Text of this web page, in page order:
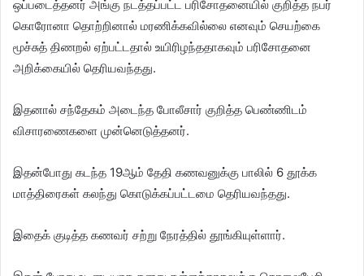
ஒப்படைத்தனர் அங்கு நடத்தப்பட்ட பரிசோதனையில் குறித்த நபர்
கொரோனா தொற்றினால் மரணிக்கவில்லை எனவும் செயற்கை
மூச்சுத் திணறல் ஏற்பட்டதால் உயிரிழந்ததாகவும் பரிசோதனை
அறிக்கையில் தெரியவந்தது.
இதனால் சந்தேகம் அடைந்த போலீசார் குறித்த பெண்ணிடம்
விசாரணைகளை முன்னெடுத்தனர்.
இதன்போது கடந்த 19ஆம் தேதி கணவனுக்கு பாலில் 6 தூக்க
மாத்திரைகள் கலந்து கொடுக்கப்பட்டமை தெரியவந்தது.
இதைக் குடித்த கணவர் சற்று நேரத்தில் தூங்கியுள்ளார்.